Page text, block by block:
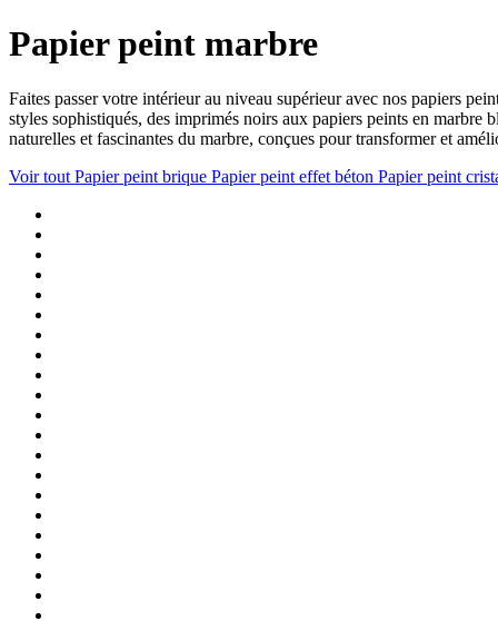
Papier peint marbre
Faites passer votre intérieur au niveau supérieur avec nos papiers
styles sophistiqués, des imprimés noirs aux papiers peints en marbre
naturelles et fascinantes du marbre, conçues pour transformer et
Voir tout Papier peint brique Papier peint effet béton Papier peint